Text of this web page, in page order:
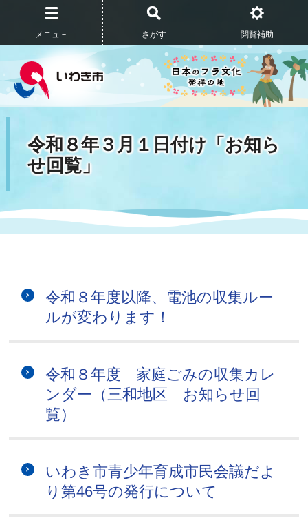
メニュ－ さがす 閲覧補助
令和８年３月１日付け「お知ら
せ回覧」
令和８年度以降、電池の収集ルー
ルが変わります！
令和８年度 家庭ごみの収集カレ
ンダー（三和地区 お知らせ回
覧）
いわき市青少年育成市民会議だよ
り第46号の発行について